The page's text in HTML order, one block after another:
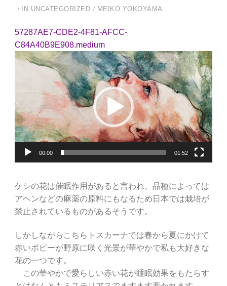
IN UNCATEGORIZED MEIKO YOKOYAMA
57287AE7-CDE2-4F81-AFCC-
C84A40B9E908.medium
Video
00:00 01:52
ケシの花は催眠作用があると言われ、品種によっては
アヘンなどの麻薬の原料にもなるため日本では栽培が
禁止されているものがあるそうです。
しかしながらこちらトスカーナでは春から夏にかけて
赤いポピーが野原に咲く光景が華やかで私も大好きな
花の一つです。
この華やかで愛らしい赤い花が睡眠効果をもたらす